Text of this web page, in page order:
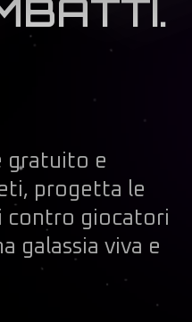
gratuito e
progetta le
contro giocatori
galassia viva e